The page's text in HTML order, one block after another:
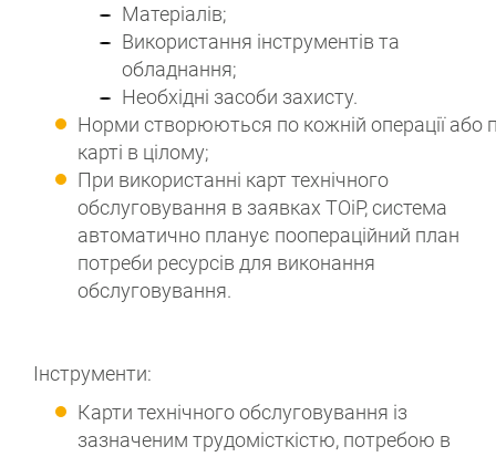
Матеріалів;
Використання інструментів та
обладнання;
Необхідні засоби захисту.
Норми створюються по кожній операції або
карті в цілому;
При використанні карт технічного
обслуговування в заявках ТОіР, система
автоматично планує поопераційний план
потреби ресурсів для виконання
обслуговування.
Інструменти:
Карти технічного обслуговування із
зазначеним трудомісткістю, потребою в